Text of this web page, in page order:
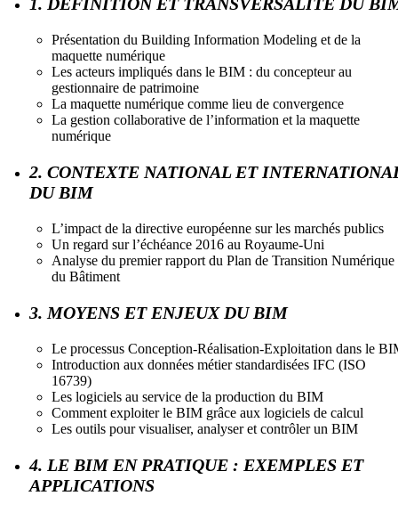
Présentation du Building Information Modeling et de la
maquette numérique
Les acteurs impliqués dans le BIM : du concepteur au
gestionnaire de patrimoine
La maquette numérique comme lieu de convergence
La gestion collaborative de l’information et la maquette
numérique
2. CONTEXTE NATIONAL ET
DU BIM
L’impact de la directive européenne sur les marchés publics
Un regard sur l’échéance 2016 au Royaume-Uni
Analyse du premier rapport du Plan de Transition Numérique
du Bâtiment
3. MOYENS ET ENJEUX DU BIM
Le processus Conception-Réalisation-Exploitation dans le
Introduction aux données métier standardisées IFC (ISO
16739)
Les logiciels au service de la production du BIM
Comment exploiter le BIM grâce aux logiciels de calcul
Les outils pour visualiser, analyser et contrôler un BIM
4. LE BIM EN PRATIQUE : EXEMPLES ET
APPLICATIONS